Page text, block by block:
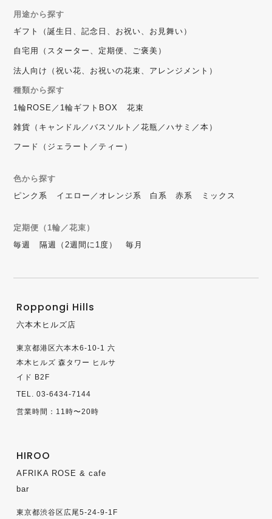
用途から探す
ギフト（誕生日、記念日、お祝い、お見舞い）
自宅用（スターター、定期便、ご褒美）
法人向け（祝い花、お祝いの花束、アレンジメント）
種類から探す
1輪ROSE／1輪ギフトBOX
花束
雑貨（キャンドル／バスソルト／花瓶／ハサミ／本）
フード（ジェラート／ティー）
色から探す
ピンク系
イエロー／オレンジ系 白系 赤系 ミックス
定期便（1輪／花束）
毎週
隔週（2週間に1度） 毎月
Roppongi Hills
六本木ヒルズ店
東京都港区六本木6-10-1 六
本木ヒルズ 森タワー ヒルサ
イド B2F
TEL. 03-6434-7144
営業時間：11時〜20時
HIROO
AFRIKA ROSE & cafe
bar
東京都渋谷区広尾5-24-9-1F